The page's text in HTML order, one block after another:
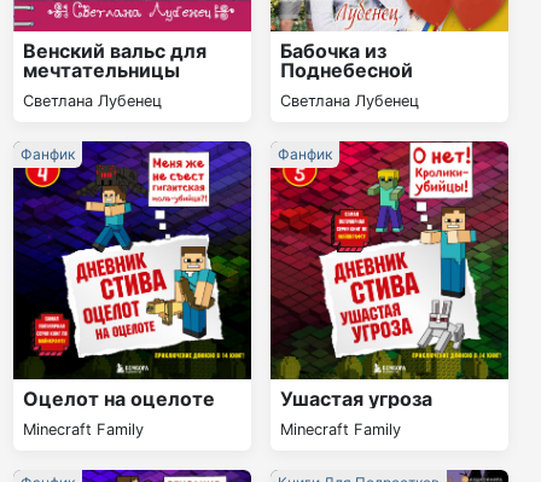
Венский вальс для
мечтательницы
Светлана Лубенец
Бабочка из
Поднебесной
Светлана Лубенец
Оцелот на оцелоте
Minecraft Family
Фанфик
Ушастая угроза
Minecraft Family
Фанфик